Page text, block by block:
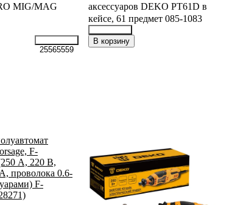
MIG/MAG
25565559
аксессуаров DEKO PT61D в
кейсе, 61 предмет 085-1083
39155818
В корзину